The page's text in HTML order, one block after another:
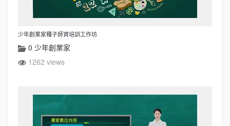
少年創業家種子師資培訓工作坊
0 少年創業家
1262 views